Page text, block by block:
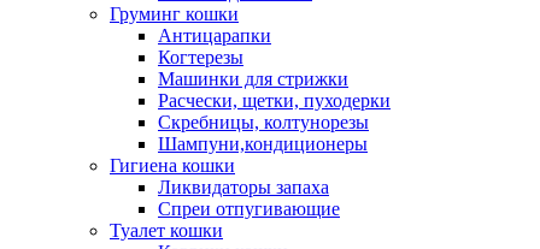
Груминг кошки
Антицарапки
Когтерезы
Машинки для стрижки
Расчески, щетки, пуходерки
Скребницы, колтунорезы
Шампуни,кондиционеры
Гигиена кошки
Ликвидаторы запаха
Спреи отпугивающие
Туалет кошки